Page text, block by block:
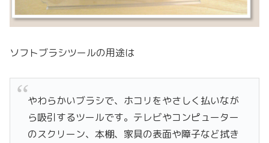
ソフトブラシツールの用途は
やわらかいブラシで、ホコリをやさしく払いなが
ら吸引するツールです。テレビやコンピューター
のスクリーン、本棚、家具の表面や障子など拭き